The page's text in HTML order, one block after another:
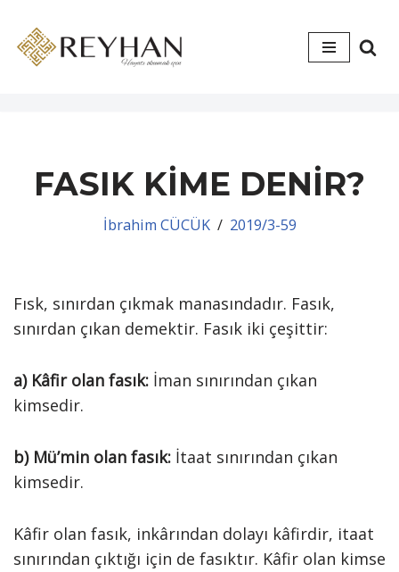
İçeriğe
FASIK KİME DENİR?
İbrahim CÜCÜK 2019/3-59
Fısk, sınırdan çıkmak manasındadır. Fasık,
sınırdan çıkan demektir. Fasık iki çeşittir:
a) Kâfir olan fasık: İman sınırından çıkan
kimsedir.
b) Mü’min olan fasık: İtaat sınırından çıkan
kimsedir.
Kâfir olan fasık, inkârından dolayı kâfirdir, itaat
sınırından çıktığı için de fasıktır. Kâfir olan kimse